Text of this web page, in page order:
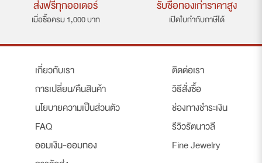
ส่งฟรีทุกออเดอร์
เมื่อซื้อครม 1,000 บาท
รับซื้อทองเก่าราคาสูง
เปิดใบกำกับภาษีได้
เกี่ยวกับเรา
การเปลี่ยน/คืนสินค้า
นโยบายความเป็นส่วนตัว
FAQ
ออมเงิน-ออมทอง
ติดต่อเรา
วิธีสั่งซื้อ
ช่องทางชำระเงิน
รีวิวรัตนาวลี
Fine Jewelry